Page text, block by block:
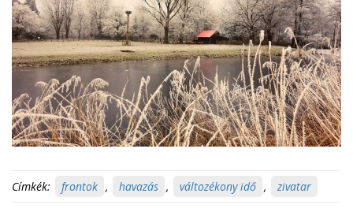
Címkék: frontok , havazás , változékony idő , zivatar